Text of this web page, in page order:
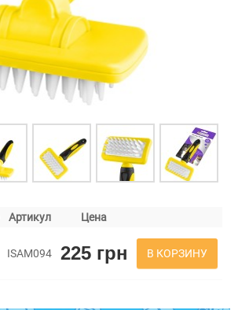
Артикул Цена
ISAM094 225 грн В КОРЗИНУ